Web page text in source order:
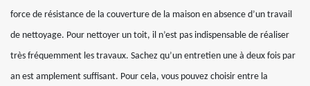
force de résistance de la couverture de la maison en absence d’un travail
de nettoyage. Pour nettoyer un toit, il n’est pas indispensable de réaliser
très fréquemment les travaux. Sachez qu’un entretien une à deux fois par
an est amplement suffisant. Pour cela, vous pouvez choisir entre la